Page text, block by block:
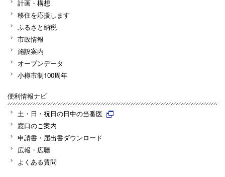
計画・構想
移住を応援します
ふるさと納税
市政情報
施設案内
オープンデータ
小樽市制100周年
便利情報ナビ
土・日・祝日の日中の当番医
窓口のご案内
申請書・届出書ダウンロード
広報・広聴
よくある質問